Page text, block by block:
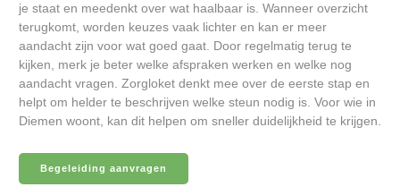
je staat en meedenkt over wat haalbaar is. Wanneer overzicht
terugkomt, worden keuzes vaak lichter en kan er meer
aandacht zijn voor wat goed gaat. Door regelmatig terug te
kijken, merk je beter welke afspraken werken en welke nog
aandacht vragen. Zorgloket denkt mee over de eerste stap en
helpt om helder te beschrijven welke steun nodig is. Voor wie in
Diemen woont, kan dit helpen om sneller duidelijkheid te krijgen.
Begeleiding aanvragen